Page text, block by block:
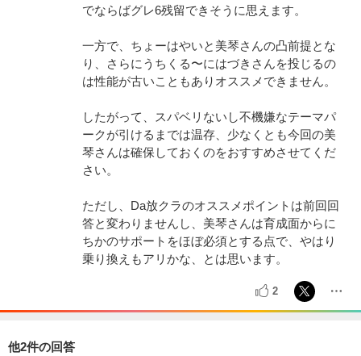
でならばグレ6残留できそうに思えます。
一方で、ちょーはやいと美琴さんの凸前提とな
り、さらにうちくる〜にはづきさんを投じるの
は性能が古いこともありオススメできません。
したがって、スパベリないし不機嫌なテーマパ
ークが引けるまでは温存、少なくとも今回の美
琴さんは確保しておくのをおすすめさせてくだ
さい。
ただし、Da放クラのオススメポイントは前回回
答と変わりませんし、美琴さんは育成面からに
ちかのサポートをほぼ必須とする点で、やはり
乗り換えもアリかな、とは思います。
2
他2件の回答